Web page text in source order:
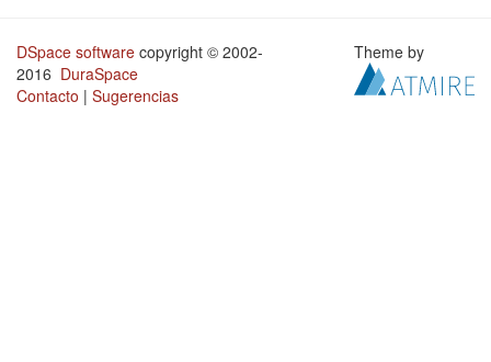
DSpace software copyright © 2002-
2016 DuraSpace
Contacto | Sugerencias
Theme by